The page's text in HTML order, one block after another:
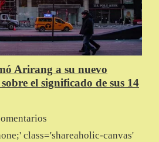
Arirang a su nuevo
el significado de sus 14
class='shareaholic-canvas'